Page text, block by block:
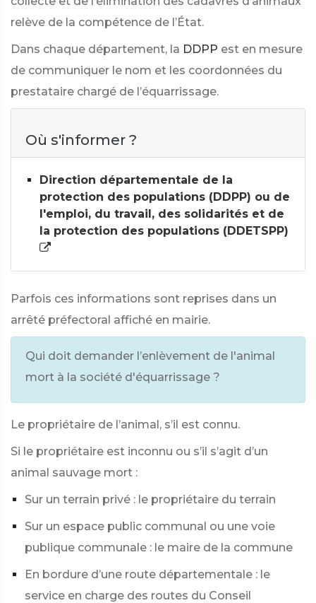
relève de la compétence de l’État.
Dans chaque département, la DDPP est en mesure
de communiquer le nom et les coordonnées du
prestataire chargé de l’équarrissage.
Où s'informer ?
Direction départementale de la
protection des populations (DDPP) ou de
l'emploi, du travail, des solidarités et de
la protection des populations (DDETSPP)
Parfois ces informations sont reprises dans un
arrêté préfectoral affiché en mairie.
Qui doit demander l’enlèvement de l'animal
mort à la société d'équarrissage ?
Le propriétaire de l’animal, s’il est connu.
Si le propriétaire est inconnu ou s’il s’agit d’un
animal sauvage mort :
Sur un terrain privé : le propriétaire du terrain
Sur un espace public communal ou une voie
publique communale : le maire de la commune
En bordure d’une route départementale : le
service en charge des routes du Conseil